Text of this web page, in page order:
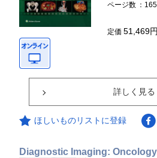
ページ数 ：
定価51,469
詳しく見る
ほしいものリストに登録
Diagnostic Imaging: